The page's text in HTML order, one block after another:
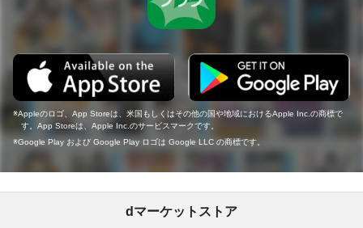
Appleのロゴ、App Storeは、米国もしくはその他の国や地域におけるApple Inc.の商標で
す。App Storeは、Apple Inc.のサービスマークです。
Google Play および Google Play ロゴは Google LLC の商標です。
dマーケットストア